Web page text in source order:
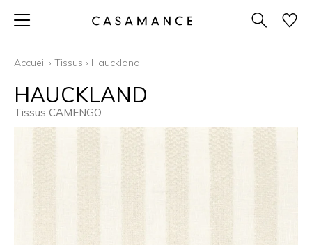
Accueil › Tissus › Hauckland
HAUCKLAND
Tissus CAMENGO